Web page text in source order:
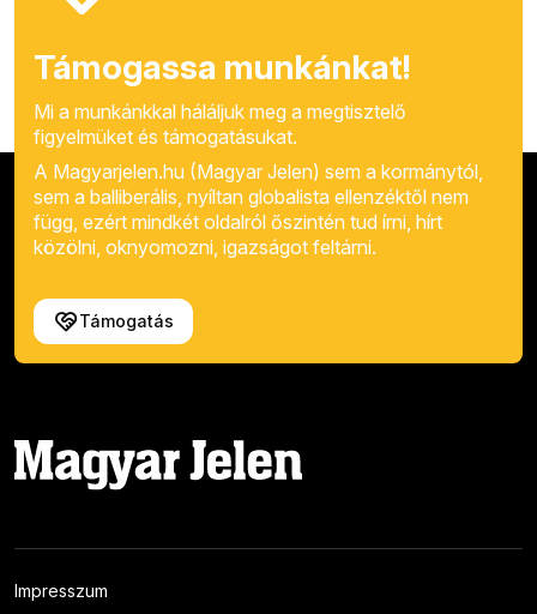
Támogassa munkánkat!
Mi a munkánkkal háláljuk meg a megtisztelő
figyelmüket és támogatásukat.
A Magyarjelen.hu (Magyar Jelen) sem a kormánytól,
sem a balliberális, nyíltan globalista ellenzéktől nem
függ, ezért mindkét oldalról őszintén tud írni, hírt
közölni, oknyomozni, igazságot feltárni.
Támogatás
Impresszum